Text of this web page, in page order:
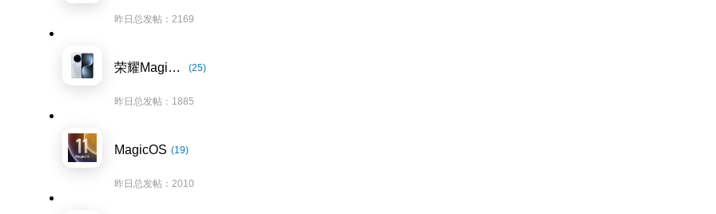
昨日总发帖：2169
荣耀Magic7系列 (25)
昨日总发帖：1885
MagicOS (19)
昨日总发帖：2010